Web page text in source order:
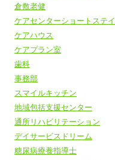
倉敷老健
ケアセンターショートステイ
ケアハウス
ケアプラン室
歯科
事務部
スマイルキッチン
地域包括支援センター
通所リハビリテーション
デイサービスドリーム
糖尿病療養指導士